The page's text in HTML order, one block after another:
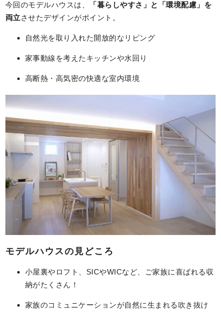
今回のモデルハウスは、
「暮らしやすさ」と「環境配慮」を
両立させたデザインがポイント。
自然光を取り入れた開放的なリビング
家事動線を考えたキッチンや水回り
高断熱・高気密の快適な室内環境
モデルハウスの見どころ
小屋裏やロフト、SICやWICなど、ご家族に喜ばれる収
納がたくさん！
家族のコミュニケーションが自然に生まれる吹き抜け